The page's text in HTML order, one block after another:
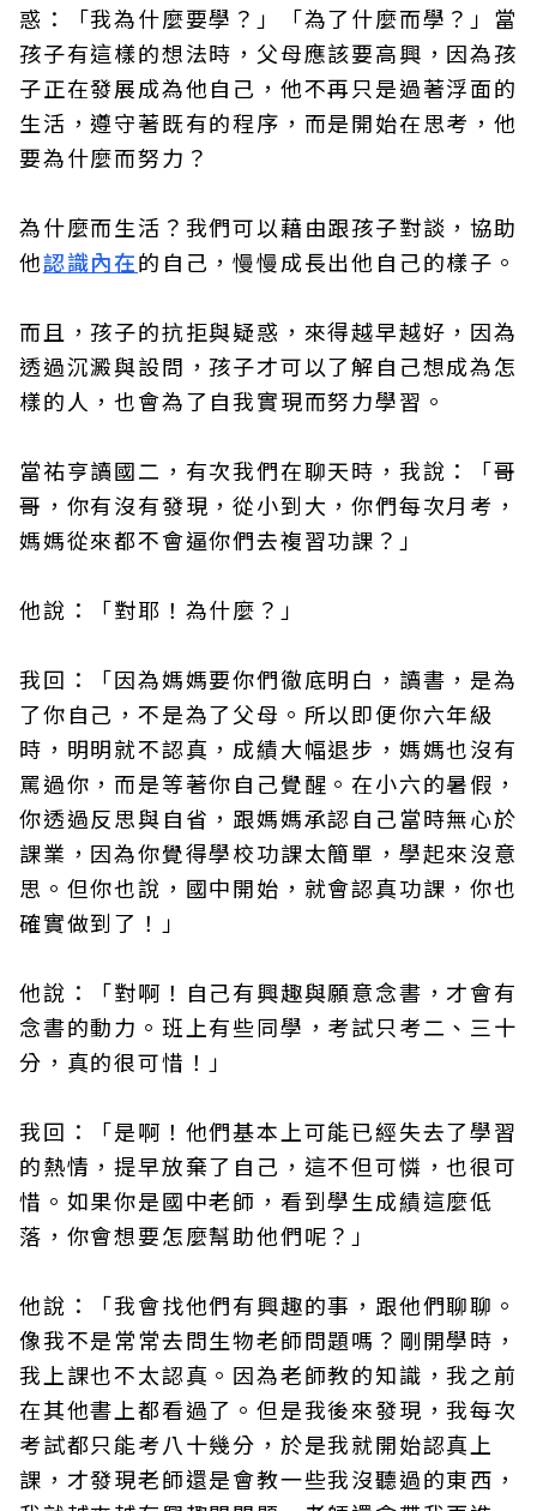
惑：「我為什麼要學？」「為了什麼而學？」當
孩子有這樣的想法時，父母應該要高興，因為孩
子正在發展成為他自己，他不再只是過著浮面的
生活，遵守著既有的程序，而是開始在思考，他
要為什麼而努力？
為什麼而生活？我們可以藉由跟孩子對談，協助
他認識內在的自己，慢慢成長出他自己的樣子。
而且，孩子的抗拒與疑惑，來得越早越好，因為
透過沉澱與設問，孩子才可以了解自己想成為怎
樣的人，也會為了自我實現而努力學習。
當祐亨讀國二，有次我們在聊天時，我說：「哥
哥，你有沒有發現，從小到大，你們每次月考，
媽媽從來都不會逼你們去複習功課？」
他說：「對耶！為什麼？」
我回：「因為媽媽要你們徹底明白，讀書，是為
了你自己，不是為了父母。所以即便你六年級
時，明明就不認真，成績大幅退步，媽媽也沒有
罵過你，而是等著你自己覺醒。在小六的暑假，
你透過反思與自省，跟媽媽承認自己當時無心於
課業，因為你覺得學校功課太簡單，學起來沒意
思。但你也說，國中開始，就會認真功課，你也
確實做到了！」
他說：「對啊！自己有興趣與願意念書，才會有
念書的動力。班上有些同學，考試只考二、三十
分，真的很可惜！」
我回：「是啊！他們基本上可能已經失去了學習
的熱情，提早放棄了自己，這不但可憐，也很可
惜。如果你是國中老師，看到學生成績這麼低
落，你會想要怎麼幫助他們呢？」
他說：「我會找他們有興趣的事，跟他們聊聊。
像我不是常常去問生物老師問題嗎？剛開學時，
我上課也不太認真。因為老師教的知識，我之前
在其他書上都看過了。但是我後來發現，我每次
考試都只能考八十幾分，於是我就開始認真上
課，才發現老師還是會教一些我沒聽過的東西，